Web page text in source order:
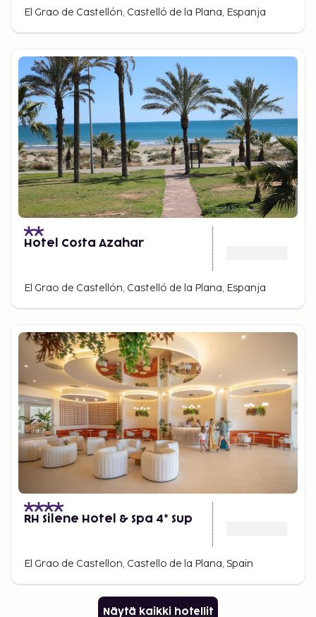
El Grao de Castellón, Castelló de la Plana, Espanja
Hotel Costa Azahar
El Grao de Castellón, Castelló de la Plana, Espanja
RH Silene Hotel & Spa 4* Sup
El Grao de Castellon, Castello de la Plana, Spain
Näytä kaikki hotellit